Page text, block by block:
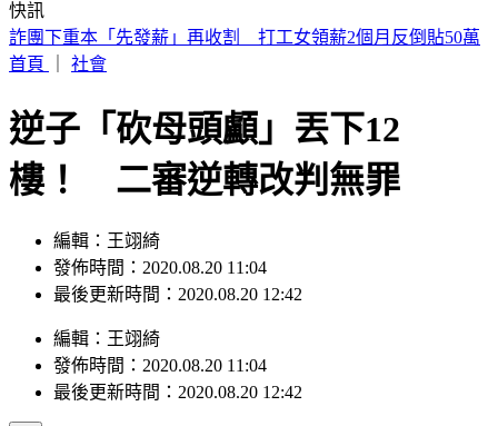
快訊
姜厚任小24歲女友遭疑學歷造假 蕭彤雯：確實台大畢業
首頁
社會
逆子「砍母頭顱」丟下12
樓！ 二審逆轉改判無罪
編輯：王翊綺
發佈時間：2020.08.20 11:04
最後更新時間：2020.08.20 12:42
編輯 ： 王翊綺
發佈時間： 2020.08.20 11:04
最後更新時間： 2020.08.20 12:42